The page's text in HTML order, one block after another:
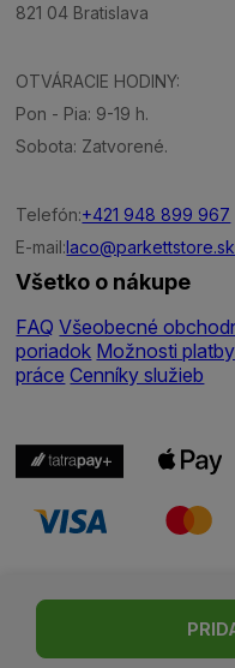
821 04 Bratislava
OTVÁRACIE HODINY:
Pon - Pia: 9-19 h.
Sobota: Zatvorené.
Telefón:+421 948 899 967
E-mail:laco@parkettstore.sk
Všetko o nákupe
FAQ Všeobecné
poriadok Možnosti platby
práce Cenníky služieb
| ©